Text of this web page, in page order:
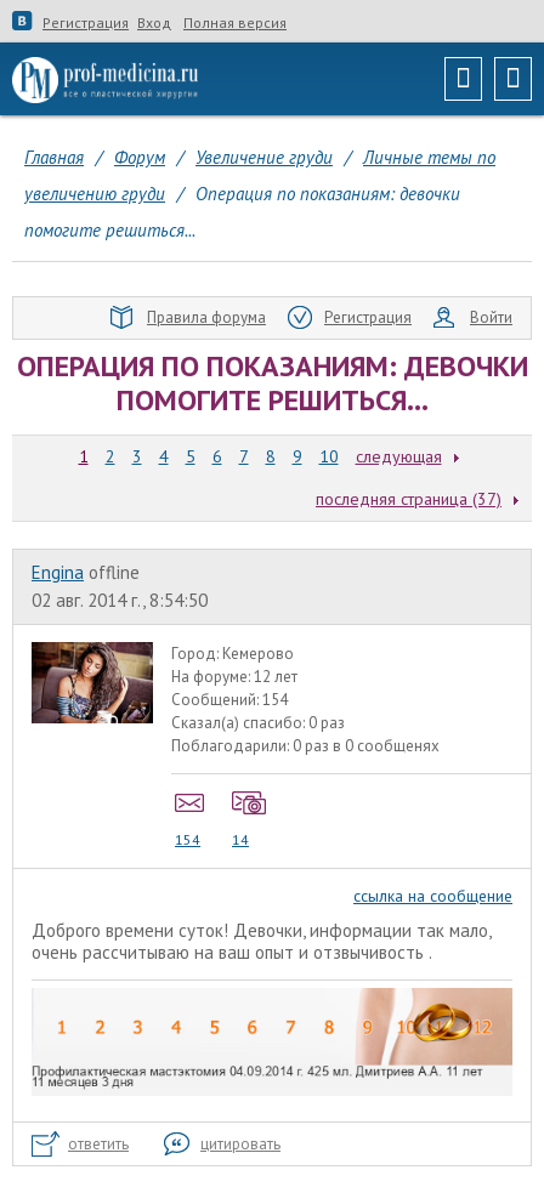
Регистрация Вход Полная версия
Главная / Форум / Увеличение груди / Личные темы по
увеличению груди / Операция по показаниям: девочки
помогите решиться...
Правила форума Регистрация Войти
ОПЕРАЦИЯ ПО ПОКАЗАНИЯМ: ДЕВОЧКИ
ПОМОГИТЕ РЕШИТЬСЯ...
1 2 3 4 5 6 7 8 9 10
следующая
последняя страница (37)
Engina offline
02 авг. 2014 г., 8:54:50
Город: Кемерово
На форуме:12 лет
Сообщений:154
Сказал(а) спасибо: 0 раз
Поблагодарили: 0 раз в 0 сообщенях
154 14
ссылка на сообщение
Доброго времени суток! Девочки, информации так мало,
очень рассчитываю на ваш опыт и отзвычивость .
ответить цитировать